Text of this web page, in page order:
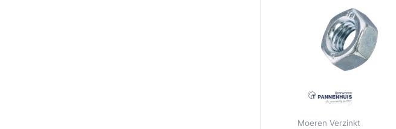
Moeren Verzinkt